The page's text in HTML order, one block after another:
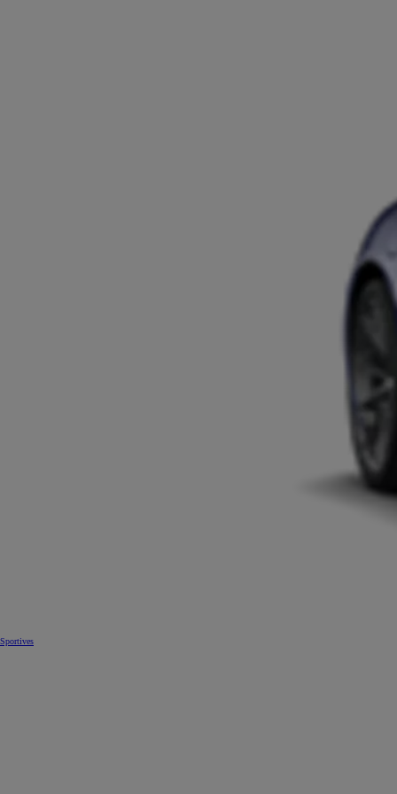
Sportives